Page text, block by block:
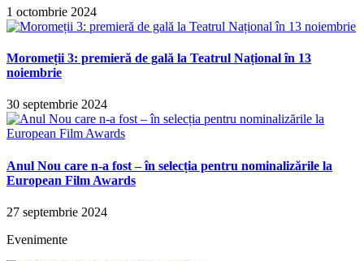
1 octombrie 2024
Moromeții 3: premieră de gală la Teatrul Național în 13
noiembrie
30 septembrie 2024
Anul Nou care n-a fost – în selecția pentru nominalizările la
European Film Awards
27 septembrie 2024
Evenimente